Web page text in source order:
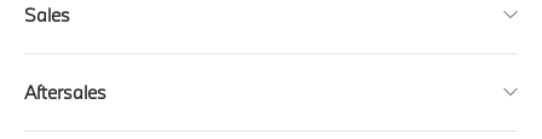
Sales
Aftersales